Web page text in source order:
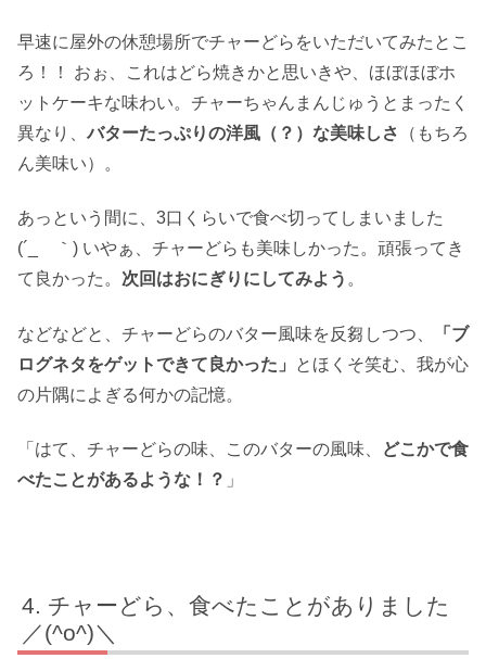
早速に屋外の休憩場所でチャーどらをいただいてみたとこ
ろ！！ おぉ、これはどら焼きかと思いきや、ほぼほぼホ
ットケーキな味わい。チャーちゃんまんじゅうとまったく
異なり、 バターたっぷりの洋風（？）な美味しさ
（もちろ
ん美味い）。
あっという間に、3口くらいで食べ切ってしまいました
(´_ゝ｀) いやぁ、チャーどらも美味しかった。頑張ってき
て良かった。 次回はおにぎりにしてみよう 。
などなどと、チャーどらのバター風味を反芻しつつ、
「ブ
ログネタをゲットできて良かった」
とほくそ笑む、我が心
の片隅によぎる何かの記憶。
「はて、チャーどらの味、このバターの風味、
どこかで食
べたことがあるような！？ 」
チャーどら、食べたことがありました
／(^o^)＼